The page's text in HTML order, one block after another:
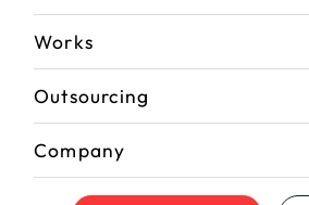
Works
Outsourcing
Company